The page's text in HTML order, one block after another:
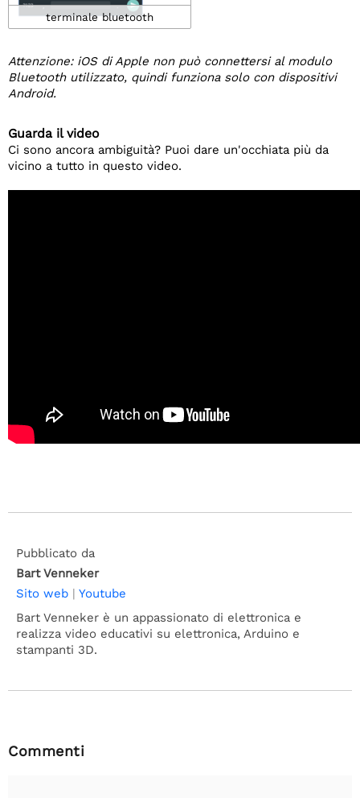
terminale bluetooth
Attenzione: iOS di Apple non può connettersi al modulo
Bluetooth utilizzato, quindi funziona solo con dispositivi
Android.
Guarda il video
Ci sono ancora ambiguità? Puoi dare un'occhiata più da
vicino a tutto in questo video.
Pubblicato da
Bart Venneker
Sito web | Youtube
Bart Venneker è un appassionato di elettronica e
realizza video educativi su elettronica, Arduino e
stampanti 3D.
Commenti